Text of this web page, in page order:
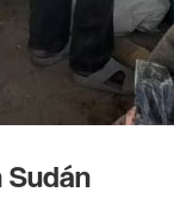
Sudán